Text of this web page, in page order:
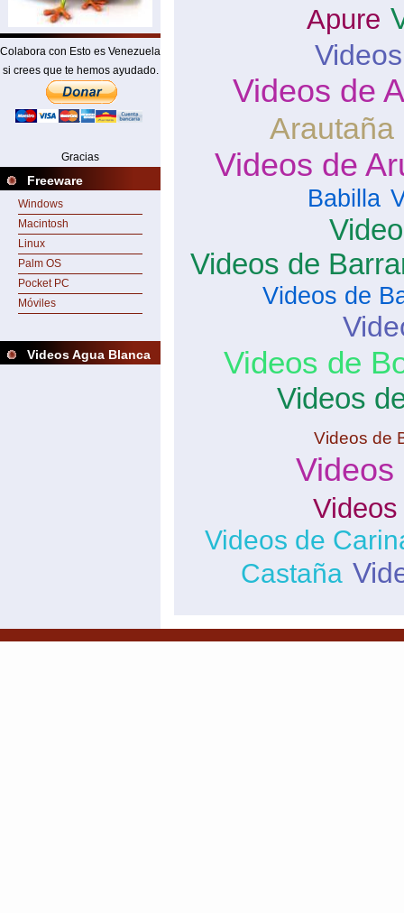
Colabora con Esto es Venezuela
si crees que te hemos ayudado.
Gracias
Freeware
Windows
Macintosh
Linux
Palm OS
Pocket PC
Móviles
Videos Agua Blanca
Apure
Videos de
Arautaña
Videos de
Babilla
Videos de
Videos de
Videos de
Videos
Videos de
Videos
Videos de
Castaña